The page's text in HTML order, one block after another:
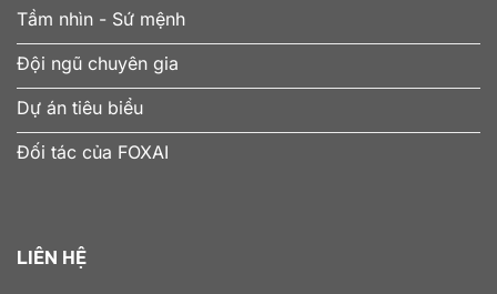
Tầm nhìn - Sứ mệnh
Đội ngũ chuyên gia
Dự án tiêu biểu
Đối tác của FOXAI
LIÊN HỆ